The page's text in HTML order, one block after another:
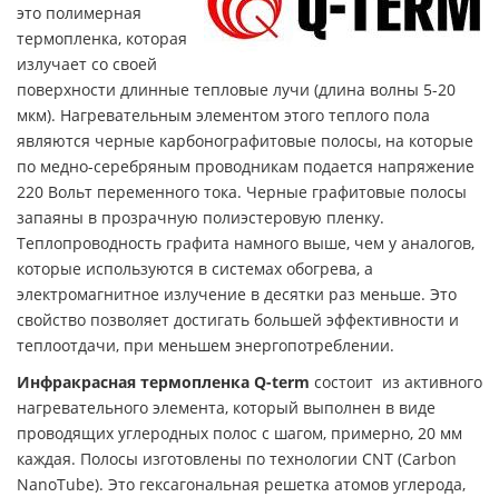
это полимерная
термопленка, которая
излучает со своей
поверхности длинные тепловые лучи (длина волны 5-20
мкм). Нагревательным элементом этого теплого пола
являются черные карбонографитовые полосы, на которые
по медно-серебряным проводникам подается напряжение
220 Вольт переменного тока. Черные графитовые полосы
запаяны в прозрачную полиэстеровую пленку.
Теплопроводность графита намного выше, чем у аналогов,
которые используются в системах обогрева, а
электромагнитное излучение в десятки раз меньше. Это
свойство позволяет достигать большей эффективности и
теплоотдачи, при меньшем энергопотреблении.
Инфракрасная термопленка Q-term состоит из активного
нагревательного элемента, который выполнен в виде
проводящих углеродных полос с шагом, примерно, 20 мм
каждая. Полосы изготовлены по технологии CNT (Carbon
NanoTube). Это гексагональная решетка атомов углерода,